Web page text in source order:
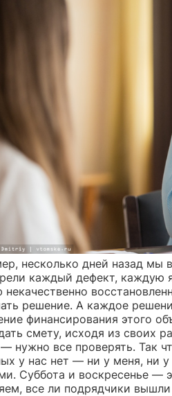
несколько дней назад
каждый дефект, каждую
решение. А каждое
финансирования этого
смету, исходя из своих
нужно все проверять. Так
у нас нет — ни у меня, ни
Суббота и воскресенье —
все ли подрядчики